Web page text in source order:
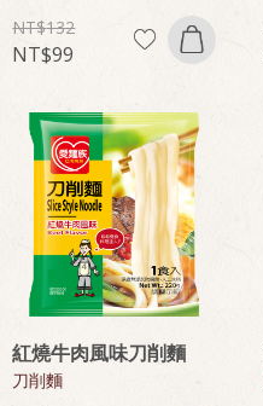
132
99
紅燒牛肉風味刀削麵
刀削麵